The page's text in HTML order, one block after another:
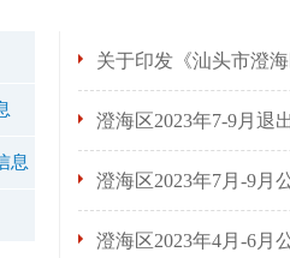
息
关于印发《汕头市澄
澄海区2023年7-9月退
澄海区2023年7月-9月
澄海区2023年4月-6月